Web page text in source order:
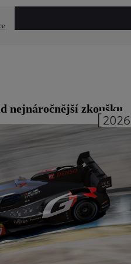
nejnáročnější zkoušku